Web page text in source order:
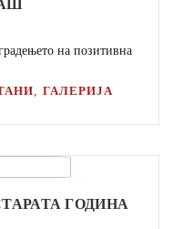
на позитивна
,ГАЛЕРИЈА
ГОДИНА